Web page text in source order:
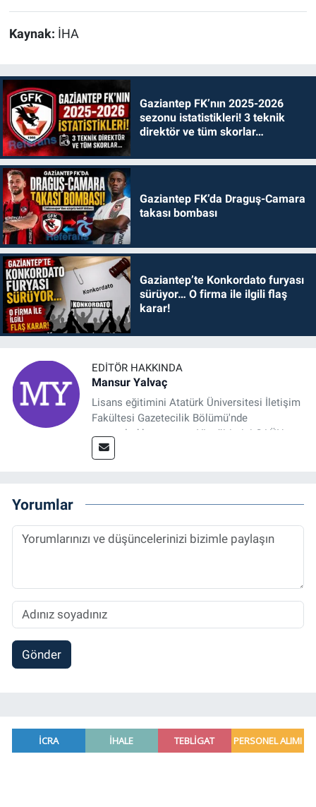
Kaynak: İHA
Gaziantep FK’nın 2025-2026
sezonu istatistikleri! 3 teknik
direktör ve tüm skorlar…
Gaziantep FK’da Draguş-Camara
takası bombası
Gaziantep’te Konkordato furyası
sürüyor… O firma ile ilgili flaş
karar!
EDITÖR HAKKINDA
Mansur Yalvaç
Lisans eğitimini Atatürk Üniversitesi İletişim
Fakültesi Gazetecilik Bölümü'nde
tamamladıktan sonra, YL eğitimini GAÜN
Sosyal Bilimler Enstitüsü'nde İletişim ve T. D.
Spor, Sağlık ve Ekonomi Editörü olarak
sürdürmektedir.
Yorumlar
Gönder